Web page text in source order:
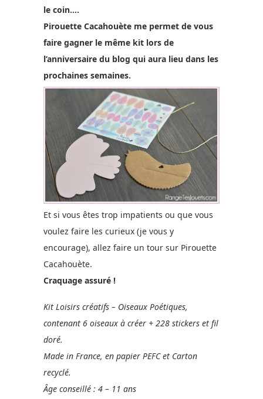
le coin….
Pirouette Cacahouète me permet de vous
faire gagner le même kit lors de
l’anniversaire du blog qui aura lieu dans les
prochaines semaines.
Et si vous êtes trop impatients ou que vous
voulez faire les curieux (je vous y
encourage), allez faire un tour sur Pirouette
Cacahouète.
Craquage assuré !
Kit Loisirs créatifs – Oiseaux Poétiques,
contenant 6 oiseaux à créer + 228 stickers et fil
doré.
Made in France, en papier PEFC et Carton
recyclé.
Âge conseillé : 4 – 11 ans